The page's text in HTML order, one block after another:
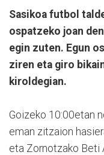
Sasikoa futbol
ospatzeko joan
egin zuten. Egun
ziren eta giro
kiroldegian.
Goizeko 10:00etan
eman zitzaion
eta Zornotzako Beti